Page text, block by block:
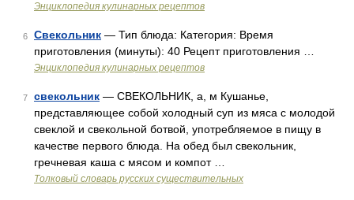
Энциклопедия кулинарных рецептов
6 Свекольник — Тип блюда: Категория: Время
приготовления (минуты): 40 Рецепт приготовления …
Энциклопедия кулинарных рецептов
7 свекольник — СВЕКОЛЬНИК, а, м Кушанье,
представляющее собой холодный суп из мяса с молодой
свеклой и свекольной ботвой, употребляемое в пищу в
качестве первого блюда. На обед был свекольник,
гречневая каша с мясом и компот …
Толковый словарь русских существительных